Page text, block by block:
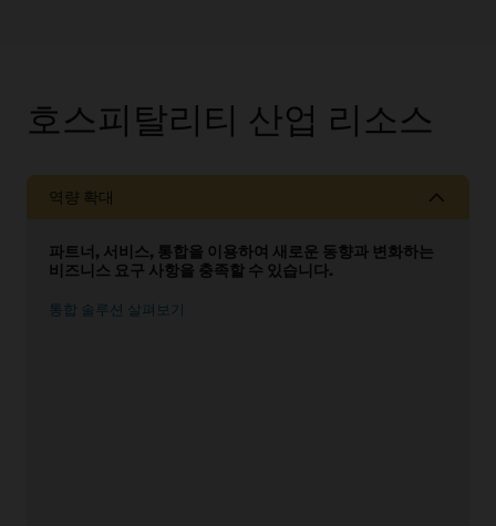
호스피탈리티 산업 리소스
역량 확대
파트너, 서비스, 통합을 이용하여 새로운 동향과 변화하는
비즈니스 요구 사항을 충족할 수 있습니다.
통합 솔루션 살펴보기